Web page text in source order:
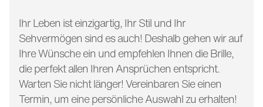
Ihr Leben ist einzigartig, Ihr Stil und Ihr
Sehvermögen sind es auch! Deshalb gehen wir auf
Ihre Wünsche ein und empfehlen Ihnen die Brille,
die perfekt allen Ihren Ansprüchen entspricht.
Warten Sie nicht länger! Vereinbaren Sie einen
Termin, um eine persönliche Auswahl zu erhalten!